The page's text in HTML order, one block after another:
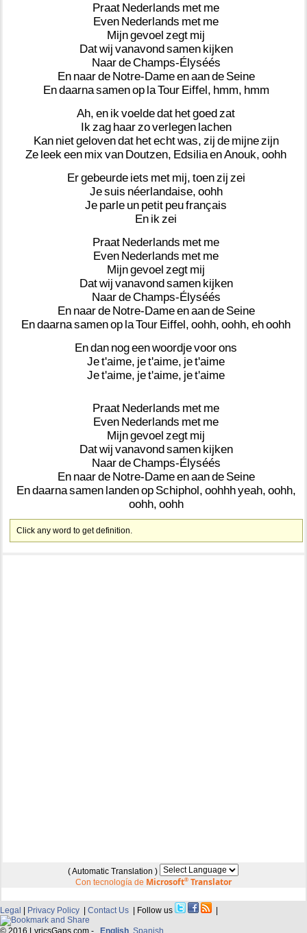
Praat Nederlands met me
Even Nederlands met me
Mijngevoel zegt mij
Datwij vanavondsamen kijken
NaardeChamps-Élyséés
En naarde Notre-Dameenaande Seine
Endaarnasamenop laTour Eiffel, hmm, hmm
Ah, en ik voeldedat hetgoedzat
Ik zag haarzoverlegen lachen
Kan nietgelovendat hetechtwas, zij de mijnezijn
Ze leek een mix van Doutzen, EdsiliaenAnouk, oohh
Ergebeurde iets met mij, toenzij zei
Jesuis néerlandaise, oohh
Je parle un petit peufrançais
En ik zei
Praat Nederlands met me
Even Nederlands met me
Mijngevoel zegt mij
Datwij vanavondsamen kijken
NaardeChamps-Élyséés
En naarde Notre-Dameenaande Seine
Endaarnasamenop laTour Eiffel, oohh, oohh, ehoohh
Endan nogeenwoordjevoorons
Jet'aime, jet'aime, jet'aime
Jet'aime, jet'aime, jet'aime
Praat Nederlands met me
Even Nederlands met me
Mijngevoel zegt mij
Datwij vanavondsamen kijken
NaardeChamps-Élyséés
En naarde Notre-Dameenaande Seine
Endaarnasamen landenop Schiphol, oohhhyeah, oohh,
oohh, oohh
Click any word to get definition.
( Automatic Translation )
Con tecnología de Microsoft®Translator
Legal | Privacy Policy | Contact Us | Follow us |
© 2016 LyricsGaps.com - English Spanish